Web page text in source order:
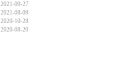
2021-09-27
2021-08-09
2020-10-28
2020-08-20